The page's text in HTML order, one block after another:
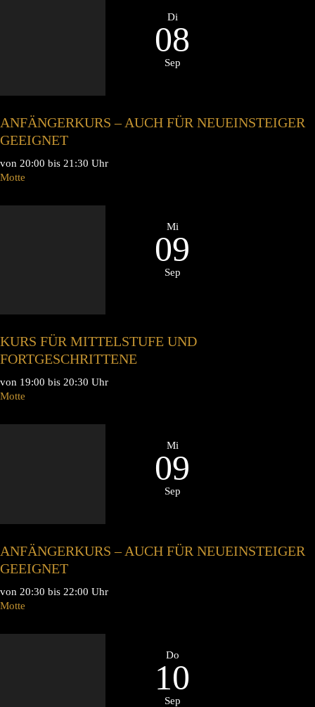
Di
08
Sep
ANFÄNGERKURS – AUCH FÜR NEUEINSTEIGER
GEEIGNET
von 20:00 bis 21:30 Uhr
Motte
Mi
09
Sep
KURS FÜR MITTELSTUFE UND
FORTGESCHRITTENE
von 19:00 bis 20:30 Uhr
Motte
Mi
09
Sep
ANFÄNGERKURS – AUCH FÜR NEUEINSTEIGER
GEEIGNET
von 20:30 bis 22:00 Uhr
Motte
Do
10
Sep